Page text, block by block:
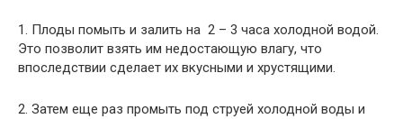
1. Плоды помыть и залить на 2 – 3 часа холодной водой.
Это позволит взять им недостающую влагу, что
впоследствии сделает их вкусными и хрустящими.
2. Затем еще раз промыть под струей холодной воды и